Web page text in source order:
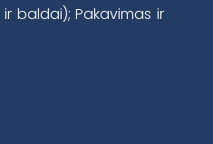
baldai); Pakavimas ir